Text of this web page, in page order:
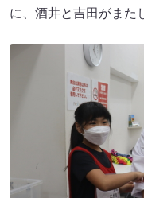
に、酒井と吉田がまた